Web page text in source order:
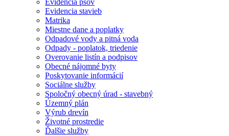
Evidencia psov
Evidencia stavieb
Matrika
Miestne dane a poplatky
Odpadové vody a pitná voda
Odpady - poplatok, triedenie
Overovanie listín a podpisov
Obecné nájomné byty
Poskytovanie informácií
Sociálne služby
Spoločný obecný úrad - stavebný
Územný plán
Výrub drevín
Životné prostredie
Ďalšie služby